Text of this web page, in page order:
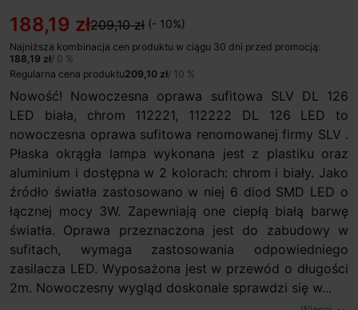
188,19 zł209,10 zł (- 10%)
Najniższa kombinacja cen produktu w ciągu 30 dni przed promocją:
188,19 zł/ 0 %
Regularna cena produktu209,10 zł/ 10 %
Nowość! Nowoczesna oprawa sufitowa SLV DL 126
LED biała, chrom 112221, 112222 DL 126 LED to
nowoczesna oprawa sufitowa renomowanej firmy SLV .
Płaska okrągła lampa wykonana jest z plastiku oraz
aluminium i dostępna w 2 kolorach: chrom i biały. Jako
źródło światła zastosowano w niej 6 diod SMD LED o
łącznej mocy 3W. Zapewniają one ciepłą białą barwę
światła. Oprawa przeznaczona jest do zabudowy w
sufitach, wymaga zastosowania odpowiedniego
zasilacza LED. Wyposażona jest w przewód o długości
2m. Nowoczesny wygląd doskonale sprawdzi się w...